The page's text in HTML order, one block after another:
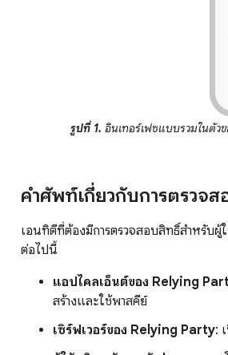
รูปที่ 1. อินเทอร์เฟซแบบรวมในตัว
คำศัพท์เกี่ยวกับการตรวจ
เอนทิตีที่ต้องมีการตรวจสอบสิทธิ์สำหรับผู้ใ
ต่อไปนี้
แอปไคลเอ็นต์ของ Relying
สร้างและใช้พาสคีย์
เซิร์ฟเวอร์ของ Relying Party: